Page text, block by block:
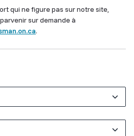
qui ne figure pas sur notre site,
sur demande à
.